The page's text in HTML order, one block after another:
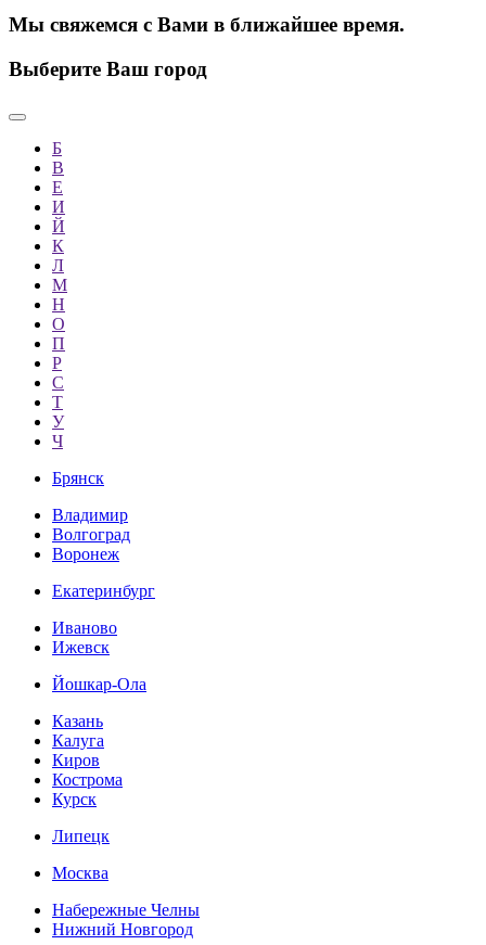
Мы свяжемся с Вами в ближайшее время.
Выберите Ваш город
Б
В
Е
И
Й
К
Л
М
Н
О
П
Р
С
Т
У
Ч
Брянск
Владимир
Волгоград
Воронеж
Екатеринбург
Иваново
Ижевск
Йошкар-Ола
Казань
Калуга
Киров
Кострома
Курск
Липецк
Москва
Набережные Челны
Нижний Новгород